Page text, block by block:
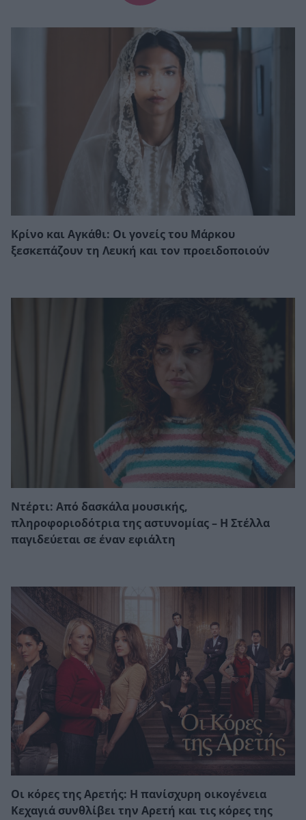
Κρίνο και Αγκάθι: Οι γονείς του Μάρκου
ξεσκεπάζουν τη Λευκή και τον προειδοποιούν
Ντέρτι: Από δασκάλα μουσικής,
πληροφοριοδότρια της αστυνομίας – Η Στέλλα
παγιδεύεται σε έναν εφιάλτη
Οι κόρες της Αρετής: Η πανίσχυρη οικογένεια
Κεχαγιά συνθλίβει την Αρετή και τις κόρες της